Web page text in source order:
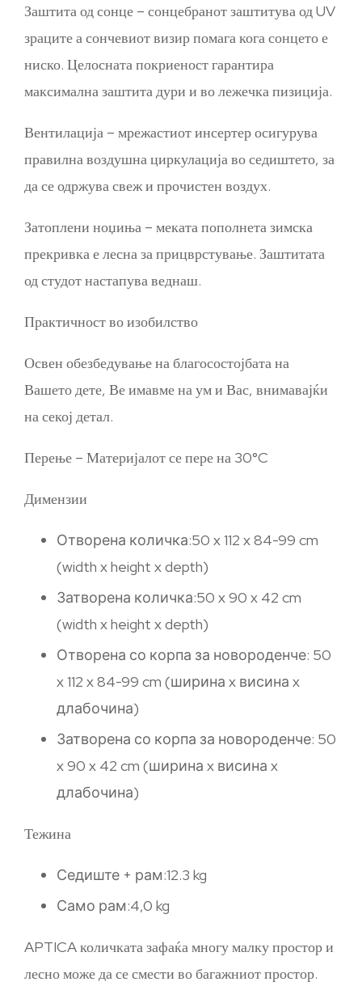
Заштита од сонце – сонцебранот заштитува од UV
зраците а сончевиот визир помага кога сонцето е
ниско. Целосната покриеност гарантира
максимална заштита дури и во лежечка пизиција.
Вентилација – мрежастиот инсертер осигурува
правилна воздушна циркулација во седиштето, за
да се одржува свежи прочистен воздух.
Затоплени ноџиња – меката пополнета зимска
прекривка е лесна за прицврстување. Заштитата
од студот настапува веднаш.
Практичност во изобилство
Освен обезбедување на благосостојбата на
Вашето дете, Ве имавме на ум и Вас, внимавајќи
на секој детал.
Перење – Материјалот се пере на 30°C
Димензии
Отворена количка:50 x 112 x 84-99 cm
(width x height x depth)
Затворена количка:50 x 90 x 42 cm
(width x height x depth)
Отворена со корпа за новороденче: 50
x 112 x 84-99 cm (ширина x висина x
длабочина)
Затворена со корпа за новороденче: 50
x 90 x 42 cm (ширина x висина x
длабочина)
Тежина
Седиште + рам:12.3 kg
Само рам:4,0 kg
APTICA количката зафаќа многу малку простор и
лесно може да се смести во багажниот простор.